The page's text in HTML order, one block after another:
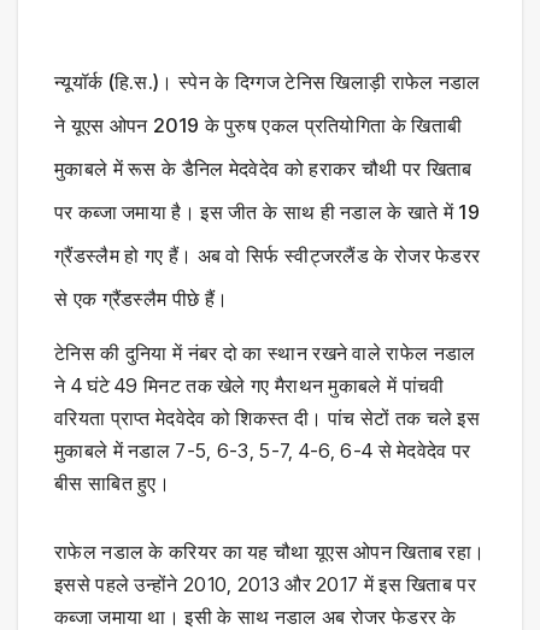
न्यूयॉर्क (हि.स.)। स्पेन के दिग्गज टेनिस खिलाड़ी राफेल नडाल
ने यूएस ओपन 2019 के पुरुष एकल प्रतियोगिता के खिताबी
मुकाबले में रूस के डैनिल मेदवेदेव को हराकर चौथी पर खिताब
पर कब्जा जमाया है। इस जीत के साथ ही नडाल के खाते में 19
ग्रैंडस्लैम हो गए हैं। अब वो सिर्फ स्वीट्जरलैंड के रोजर फेडरर
से एक ग्रैंडस्लैम पीछे हैं।
टेनिस की दुनिया में नंबर दो का स्थान रखने वाले राफेल नडाल
ने 4 घंटे 49 मिनट तक खेले गए मैराथन मुकाबले में पांचवी
वरियता प्राप्त मेदवेदेव को शिकस्त दी। पांच सेटों तक चले इस
मुकाबले में नडाल 7-5, 6-3, 5-7, 4-6, 6-4 से मेदवेदेव पर
बीस साबित हुए।
राफेल नडाल के करियर का यह चौथा यूएस ओपन खिताब रहा।
इससे पहले उन्होंने 2010, 2013 और 2017 में इस खिताब पर
कब्जा जमाया था। इसी के साथ नडाल अब रोजर फेडरर के